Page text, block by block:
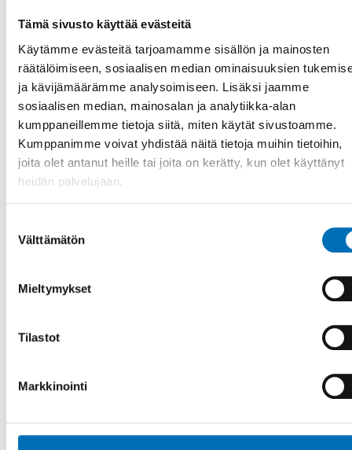
Tämä sivusto käyttää evästeitä
Käytämme evästeitä tarjoamamme sisällön ja mainosten
räätälöimiseen, sosiaalisen median ominaisuuksien
ja kävijämäärämme analysoimiseen. Lisäksi jaamme
sosiaalisen median, mainosalan ja analytiikka-alan
kumppaneillemme tietoja siitä, miten käytät sivustoamme.
Kumppanimme voivat yhdistää näitä tietoja muihin tietoihin,
joita olet antanut heille tai joita on kerätty, kun olet käyttänyt
heidän palvelujaan.
valinta
Välttämätön
Mieltymykset
Tilastot
Markkinointi
KANSANTERVEYS
4 huhti 2019
Unga män särskilt drabbade då ojämlikhet i
Utvecklingen har särskilt drabbat unga män i form av ökad